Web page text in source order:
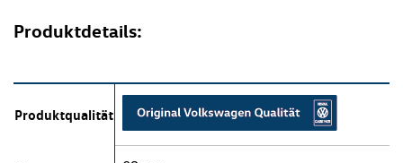
Produktdetails:
Produktqualität